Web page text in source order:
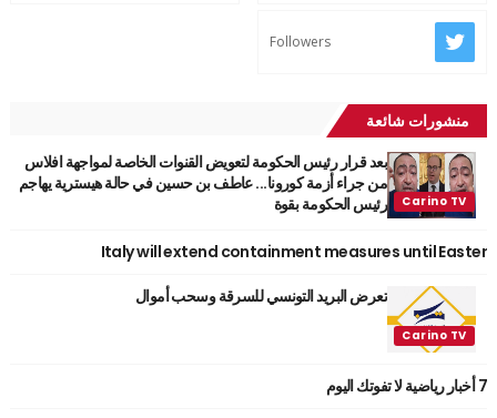
Followers
منشورات شائعة
بعد قرار رئيس الحكومة لتعويض القنوات الخاصة لمواجهة افلاس
من جراء أزمة كورونا... عاطف بن حسين في حالة هيسترية يهاجم
رئيس الحكومة بقوة
Italy will extend containment measures until Easter
تعرض البريد التونسي للسرقة وسحب أموال
7 أخبار رياضية لا تفوتك اليوم